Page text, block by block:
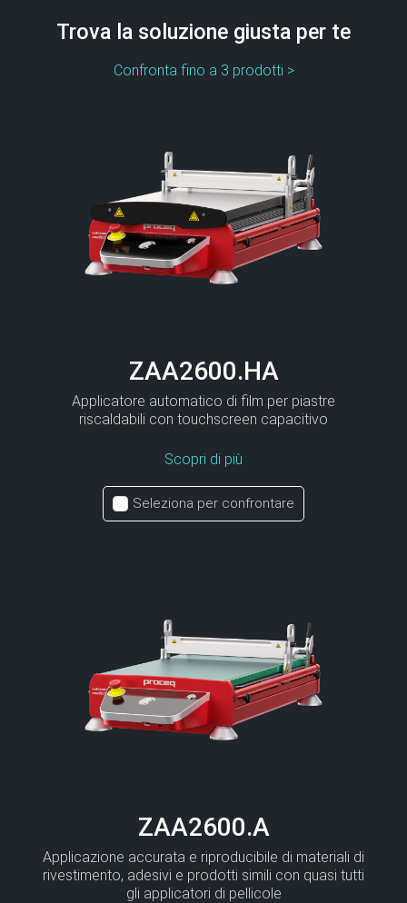
Trova la soluzione giusta per te
Confronta fino a 3 prodotti >
ZAA2600.HA
Applicatore automatico di film per piastre
riscaldabili con touchscreen capacitivo
Scopri di più
Seleziona per confrontare
ZAA2600.A
Applicazione accurata e riproducibile di materiali di
rivestimento, adesivi e prodotti simili con quasi tutti
gli applicatori di pellicole